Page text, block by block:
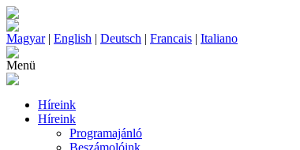
Magyar| English | Deutsch | Francais | Italiano
Menü
Híreink
Híreink
Programajánló
Beszámolóink